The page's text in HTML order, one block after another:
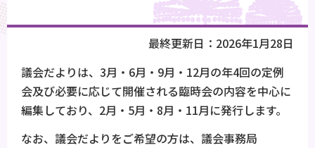
で
す
最終更新日：2026年1月28日
議会だよりは、3月・6月・9月・12月の年4回の定例
会及び必要に応じて開催される臨時会の内容を中心に
編集しており、2月・5月・8月・11月に発行します。
なお、議会だよりをご希望の方は、議会事務局